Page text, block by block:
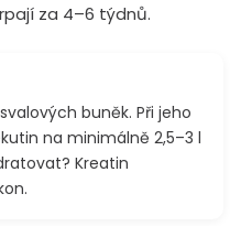
za 4–6 týdnů.
buněk. Při jeho
na minimálně 2,5–3 l
Kreatin